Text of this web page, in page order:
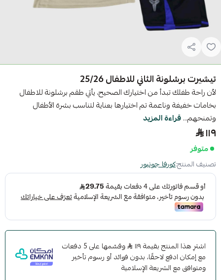
تيشيرت برشلونة الثاني للاطفال 25/26
لأن راحة طفلك تبدأ من اختيارك الصحيح، يأتي طقم برشلونة للاطفال
بخامات خفيفة وناعمة تم اختيارها بعناية لتناسب بشرة الأطفال
وتمنحهم...قراءة المزيد
١١٩
متوفر
تصنيف المنتج:كورفا جونيور
اشترِ هذا المنتج بقيمة ١١٩
وقسّمها على 5 دفعات
مع إمكان ادفع لاحقًا، بدون فوائد أو رسوم تأخير
ومتوافق مع الشريعة الإسلامية